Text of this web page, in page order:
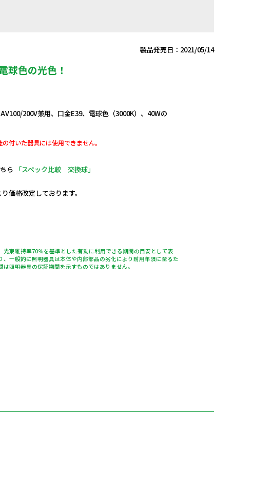
製品発売日：2021/05/14
球色の光色！
200V兼用、口金E39、電球色（3000K）、40Wの
付いた器具には使用できません。
ら
「スペック比較 交換球」
価格改定しております。
束維持率70％を基準とした有効に利用できる期間の目安として表
、一般的に照明器具は本体や内部部品の劣化により耐用年限に至るた
は照明器具の保証期間を示すものではありません。